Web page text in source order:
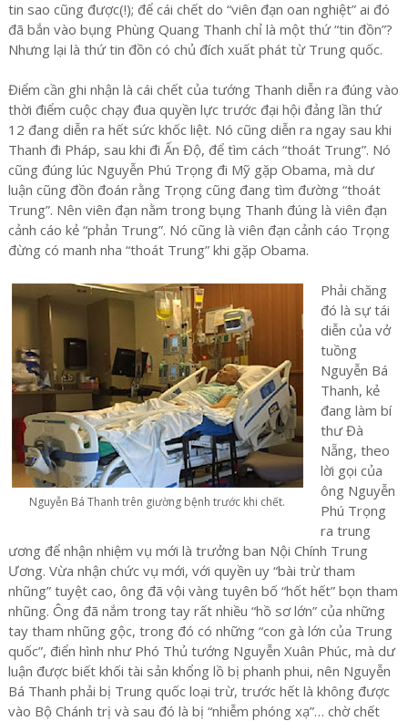
tin sao cũng được(!); để cái chết do “viên đạn oan nghiệt” ai đó
đã bắn vào bụng Phùng Quang Thanh chỉ là một thứ “tin đồn”?
Nhưng lại là thứ tin đồn có chủ đích xuất phát từ Trung quốc.
Điểm cần ghi nhận là cái chết của tướng Thanh diễn ra đúng vào
thời điểm cuộc chạy đua quyền lực trước đại hội đảng lần thứ
12 đang diễn ra hết sức khốc liệt. Nó cũng diễn ra ngay sau khi
Thanh đi Pháp, sau khi đi Ấn Độ, để tìm cách “thoát Trung”. Nó
cũng đúng lúc Nguyễn Phú Trọng đi Mỹ gặp Obama, mà dư
luận cũng đồn đoán rằng Trọng cũng đang tìm đường “thoát
Trung”. Nên viên đạn nằm trong bụng Thanh đúng là viên đạn
cảnh cáo kẻ “phản Trung”. Nó cũng là viên đạn cảnh cáo Trọng
đừng có manh nha “thoát Trung” khi gặp Obama.
Nguyễn Bá Thanh trên giường bệnh trước khi chết.
Phải chăng
đó là sự tái
diễn của vở
tuồng
Nguyễn Bá
Thanh, kẻ
đang làm bí
thư Đà
Nẵng, theo
lời gọi của
ông Nguyễn
Phú Trọng
ra trung
ương để nhận nhiệm vụ mới là trưởng ban Nội Chính Trung
Ương. Vừa nhận chức vụ mới, với quyền uy “bài trừ tham
nhũng” tuyệt cao, ông đã vội vàng tuyên bố “hốt hết” bọn tham
nhũng. Ông đã nắm trong tay rất nhiều “hồ sơ lớn” của những
tay tham nhũng gộc, trong đó có những “con gà lớn của Trung
quốc”, điển hình như Phó Thủ tướng Nguyễn Xuân Phúc, mà dư
luận được biết khối tài sản khổng lồ bị phanh phui, nên Nguyễn
Bá Thanh phải bị Trung quốc loại trừ, trước hết là không được
vào Bộ Chánh trị và sau đó là bị “nhiễm phóng xạ”… chờ chết